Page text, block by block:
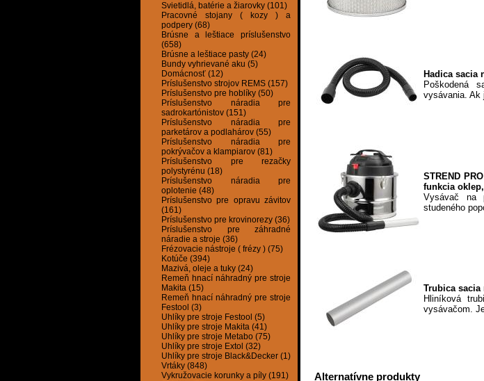
Svietidlá, batérie a žiarovky (101)
Pracovné stojany ( kozy ) a
podpery (68)
Brúsne a leštiace príslušenstvo
(658)
Brúsne a leštiace pasty (24)
Bundy vyhrievané aku (5)
Domácnosť (12)
Príslušenstvo strojov REMS (157)
Príslušenstvo pre hoblíky (50)
Príslušenstvo náradia pre
sadrokartónistov (151)
Príslušenstvo náradia pre
parketárov a podlahárov (55)
Príslušenstvo náradia pre
pokrývačov a klampiarov (81)
Príslušenstvo pre rezačky
polystyrénu (18)
Príslušenstvo náradia pre
oplotenie (48)
Príslušenstvo pre opravu závitov
(161)
Príslušenstvo pre krovinorezy (36)
Príslušenstvo pre záhradné
náradie a stroje (36)
Frézovacie nástroje ( frézy ) (75)
Kotúče (394)
Mazivá, oleje a tuky (24)
Remeň hnací náhradný pre stroje
Makita (15)
Remeň hnací náhradný pre stroje
Festool (3)
Uhlíky pre stroje Festool (5)
Uhlíky pre stroje Makita (41)
Uhlíky pre stroje Metabo (75)
Uhlíky pre stroje Extol (32)
Uhlíky pre stroje Black&Decker (1)
Vrtáky (848)
Vykružovacie korunky a píly (191)
Hadica sacia
Poškodená
vysávania. Ak
STREND
funkcia oklep,
Vysávač na
studeného
Trubica sacia
Hliníková
vysávačom.
Alternatívne produkty